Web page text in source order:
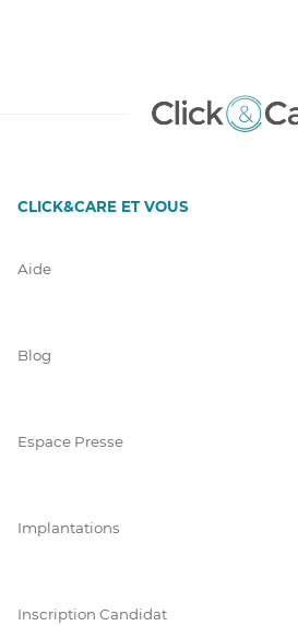
CLICK&CARE ET VOUS
Aide
Blog
Espace Presse
Implantations
Inscription Candidat